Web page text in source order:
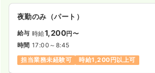
夜勤のみ（パート）
給与 時給1,200円〜
時間 17:00～8:45
担当業務未経験可
時給1,200円以上可